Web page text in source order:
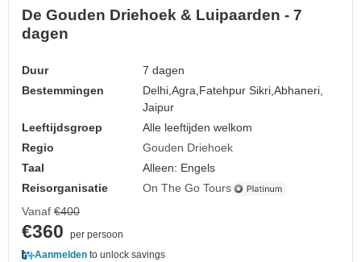
De Gouden Driehoek & Luipaarden - 7
dagen
Duur
7 dagen
Bestemmingen
Delhi,Agra, Fatehpur Sikri,Abhaneri,
Jaipur
Leeftijdsgroep
Alle leeftijden welkom
Regio
Gouden Driehoek
Taal
Alleen: Engels
Reisorganisatie
On The Go Tours
Vanaf €400
€360
per persoon
Aanmelden to unlock savings